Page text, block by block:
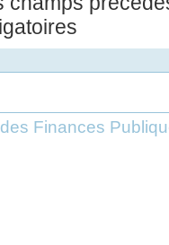
des Finances